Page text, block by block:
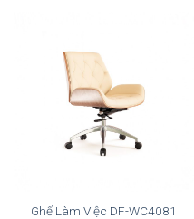
Ghế Làm Việc DF-WC4081